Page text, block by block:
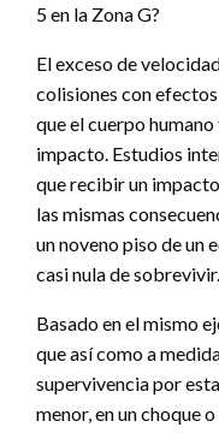
5 en la Zona G?
El exceso de
colisiones con
que el cuerpo
impacto. Estudios
que recibir un
las mismas
un noveno piso de un
casi nula de sobrevivir.
Basado en el mismo
que así como a
supervivencia por
menor, en un choque